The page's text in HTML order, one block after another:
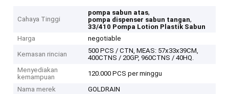
Cahaya Tinggi
pompa sabun atas,
pompa dispenser sabun tangan,
33/410 Pompa Lotion Plastik Sabun
Harga
negotiable
Kemasan rincian
500 PCS / CTN, MEAS: 57x33x39CM,
400CTNS / 20GP, 960CTNS / 40HQ.
Menyediakan
kemampuan
120.000 PCS per minggu
Nama merek
GOLDRAIN